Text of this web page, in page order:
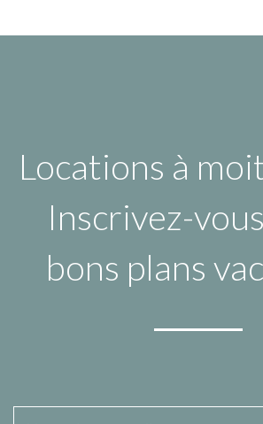
Locations à
Inscrivez-
bons plans